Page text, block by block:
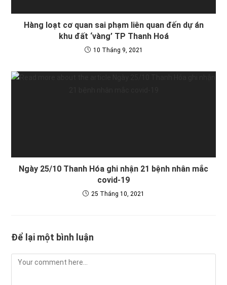
Hàng loạt cơ quan sai phạm liên quan đến dự án
khu đất ‘vàng’ TP Thanh Hoá
10 Tháng 9, 2021
Ngày 25/10 Thanh Hóa ghi nhận 21 bệnh nhân mắc
covid-19
25 Tháng 10, 2021
Để lại một bình luận
Comment